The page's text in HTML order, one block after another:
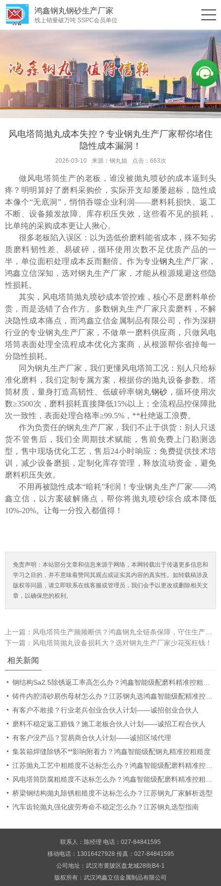
鸿鑫钢丸钢砂生产厂家
线上销量破万吨 SSPC会员单位
风电塔筒抛丸成本失控？专业钢丸生产厂家帮你堵住
隐性成本漏洞！
2026-03-10 来源：钢丸姐 点击：663次
做风电塔筒生产的老板，谁没被抛丸喷砂的成本逼到头
疼？明明算好了磨料采购价，实际开支却屡屡超标，隐性成
本像个“无底洞”，悄悄吞噬企业利润——磨料耗损快、返工
不断、设备频发故障、库存积压失效，这些看不见的损耗，
比单纯的采购成本更让人揪心。
很多老板陷入误区：以为选低价磨料能省成本，殊不知劣
质磨料韧性差、易破碎，循环使用次数不足优质产品的一
半，单位面积处理成本反而翻倍。作为专业钢丸生产厂家 ，
鸿鑫立信深知，选对钢丸生产厂家 ，才能从根源规避这些隐
性损耗。
其实，风电塔筒抛丸喷砂成本管控难，核心不是磨料单价
贵，而是选错了合作方。多数钢丸生产厂家 只卖磨料，不解
决隐性成本痛点，而鸿鑫立信金属制品有限公司
，作为深耕
行业的专业钢丸生产厂家 ，不做单一磨料供应商，只做风电
塔筒表面处理全流程成本优化方案商，从根源帮你省掉每一
分隐性损耗。
同为钢丸生产厂家 ，我们更懂风电塔筒工况：别人只给标
准化磨料，我们定制专属方案，根据你的抛丸设备参数、塔
筒材质，量身打造高韧性、低破碎率钢丸钢砂 ，循环使用次
数≥3500次，磨料损耗直接降低15%以上；全流程品控保障批
次一致性，表面处理合格率≥99.5%，**杜绝返工浪费。
作为负责任的钢丸生产厂家 ，我们不止于供货：别人只送
货不管售后，我们全周期技术赋能，售前免费上门勘测选
型，售中现场优化工艺，售后24小时响应；免费提供技术培
训，减少设备磨损，定制化库存管理，释放流动资金，避免
磨料积压失效。
不用再被隐性成本“暗耗”利润！专业钢丸生产厂家——鸿
鑫立信 ，以方案破解痛点，帮你将抛丸喷砂综合成本降低
10%-20%。让每一分投入都值得 ！
免责声明：本站部分文章和信息来源于网络，本网转载出于传递更多信息和
学习之目的，并不意味着赞同其观点或证实其内容的真实性。如转载稿涉及
版权等问题，请立即联系在线客服或管理员，我们会予以更改或删除相关文
章，以确保您的权利。
上一篇： 风电塔筒生产频频断供？鸿鑫钢丸全链条保障，守住生产连续性底线
下一篇： 风电塔筒抛丸设备损耗大？选对钢丸生产厂家少花冤枉钱！
相关新闻
钢结构Sa2.5除锈返工率高怎么办？鸿鑫智能级配磨料精准控粗糙度
铸件内腔清砂易伤母材怎么办？江苏钢丸选鸿鑫智能级配精准控粗糙度
有客户不敢接？行业老兵创业合伙人计划——诚招创业合伙人
磨料不稳定返工赔钱？施工老板合伙人计划——诚招工程合伙人
有客户没产品？贸易商合伙人计划——诚招区域代理
集装箱焊缝除锈不**影响附着力？鸿鑫智能级配钢丸精准控粗糙度
江苏抛丸工艺中粗糙度不达标怎么办？鸿鑫智能级配磨料精准控粗糙度
风电塔筒防腐粗糙度不达标怎么办？鸿鑫智能级配磨料精准控粗糙度
桥梁钢结构抛丸除锈粗糙度不达标怎么办？江苏钢丸厂家解析选型
汽车齿轮抛丸强化疲劳寿命不稳定怎么办？江苏钢丸选型指南
联系人：陈经理 电话：027-84841595
移动电话：13016427928 传真：027-84841595
公司地址：武汉市黄陂区盘龙城28街B4-1
版权所有：武汉鸿鑫立信金属制品有限公司